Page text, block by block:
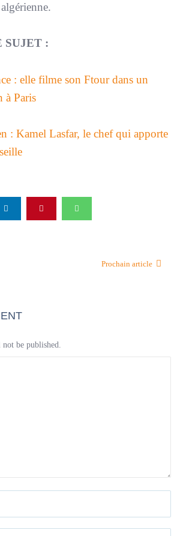
SUJET :
: elle filme son Ftour dans un
à Paris
: Kamel Lasfar, le chef qui apporte
Prochain article
be published.